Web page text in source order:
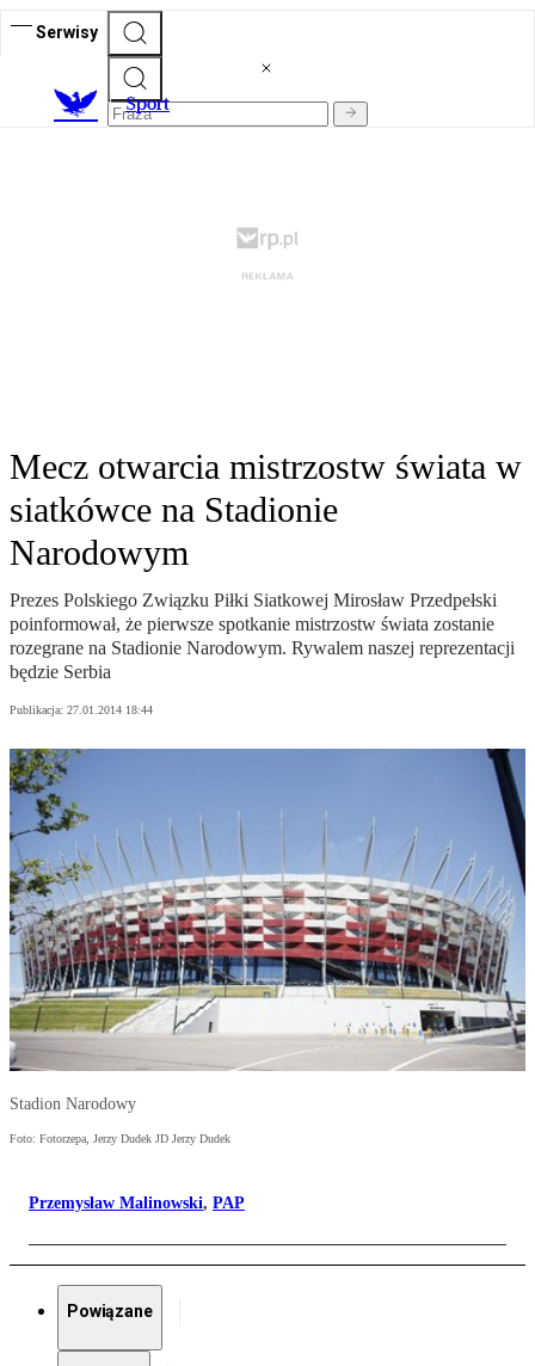
Serwisy
Sport
Mecz otwarcia mistrzostw świata w
siatkówce na Stadionie
Narodowym
Prezes Polskiego Związku Piłki Siatkowej Mirosław Przedpełski
poinformował, że pierwsze spotkanie mistrzostw świata zostanie
rozegrane na Stadionie Narodowym. Rywalem naszej reprezentacji
będzie Serbia
Publikacja: 27.01.2014 18:44
Stadion Narodowy
Foto: Fotorzepa, Jerzy Dudek JD Jerzy Dudek
Przemysław Malinowski, PAP
Powiązane